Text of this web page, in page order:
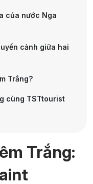
của nước Nga
cảnh giữa hai
Trắng?
cùng TSTtourist
Trắng: